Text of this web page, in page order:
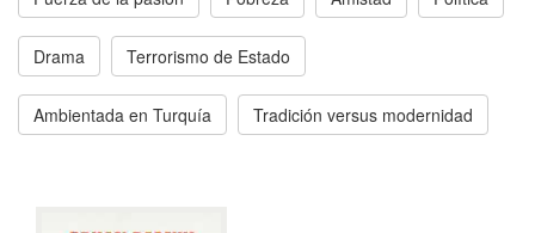
Drama Terrorismo de Estado
Ambientada en Turquía Tradición versus modernidad